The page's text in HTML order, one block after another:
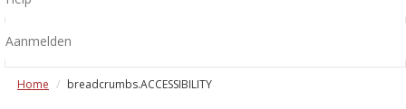
Aanmelden
Home breadcrumbs.ACCESSIBILITY